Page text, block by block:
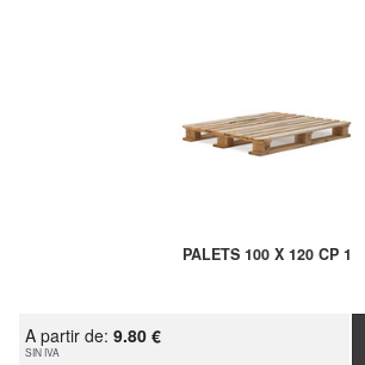
PALETS 100 X 120 CP 1
A partir de: 9.80 €
SIN IVA